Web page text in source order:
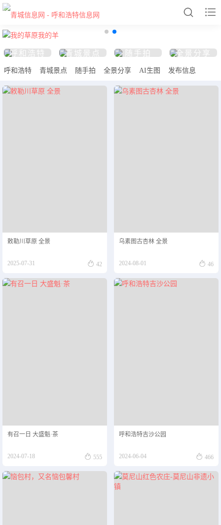


网站首页
呼和浩特
呼和浩特 青城景点 随手拍 全景分享
呼和浩特 青城景点 随手拍 全景分享 AI生图 发布信息
敕勒川草原 全景
2025-07-31  42
乌素图古杏林 全景
2024-08-01  46
有召一日 大盛魁·茶
2024-07-18  555
呼和浩特吉沙公园
2024-06-04  466